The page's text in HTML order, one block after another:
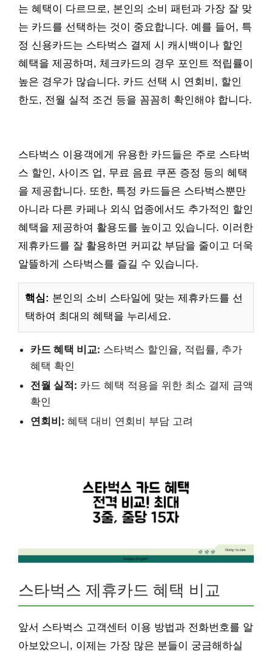
는 혜택이 다르므로, 본인의 소비 패턴과 가장 잘 맞
는 카드를 선택하는 것이 중요합니다. 예를 들어, 특
정 신용카드는 스타벅스 결제 시 캐시백이나 할인
혜택을 제공하며, 체크카드의 경우 포인트 적립률이
높은 경우가 많습니다. 카드 선택 시 연회비, 할인
한도, 전월 실적 조건 등을 꼼꼼히 확인해야 합니다.
스타벅스 이용객에게 유용한 카드들은 주로 스타벅
스 할인, 사이즈 업, 무료 음료 쿠폰 증정 등의 혜택
을 제공합니다. 또한, 특정 카드들은 스타벅스뿐만
아니라 다른 카페나 외식 업종에서도 추가적인 할인
혜택을 제공하여 활용도를 높이고 있습니다. 이러한
제휴카드를 잘 활용하면 커피값 부담을 줄이고 더욱
알뜰하게 스타벅스를 즐길 수 있습니다.
핵심: 본인의 소비 스타일에 맞는 제휴카드를 선
택하여 최대의 혜택을 누리세요.
카드 혜택 비교: 스타벅스 할인율, 적립률, 추가
혜택 확인
전월 실적: 카드 혜택 적용을 위한 최소 결제 금액
확인
연회비: 혜택 대비 연회비 부담 고려
스타벅스 제휴카드 혜택 비교
앞서 스타벅스 고객센터 이용 방법과 전화번호를 알
아보았으니, 이제는 가장 많은 분들이 궁금해하실